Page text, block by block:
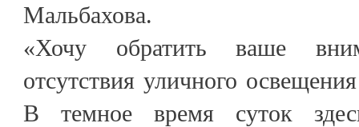
Мальбахова.
«Хочу обратить ваше
отсутствия уличного
В темное время суток